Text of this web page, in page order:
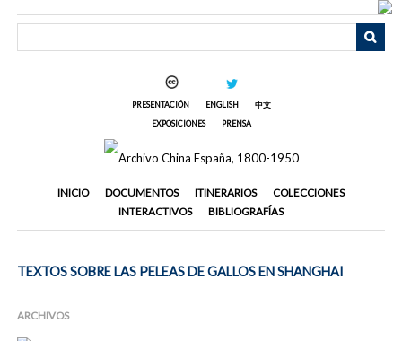
PRESENTACIÓN ENGLISH
中文
EXPOSICIONES
PRENSA
INICIO DOCUMENTOS ITINERARIOS
COLECCIONES
INTERACTIVOS
BIBLIOGRAFÍAS
TEXTOS SOBRE LAS PELEAS DE GALLOS EN SHANGHAI
ARCHIVOS